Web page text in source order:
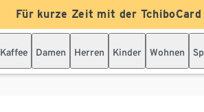
Für kurze Zeit mit der
Kaffee Damen Herren Kinder Wohnen